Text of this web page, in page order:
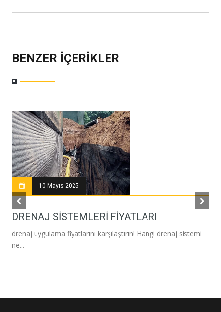
BENZER İÇERIKLER
DRENAJ SISTEMLERI FIYATLARI
10 Mayıs 2025
drenaj uygulama fiyatlarını karşılaştırın! Hangi drenaj sistemi
ne...